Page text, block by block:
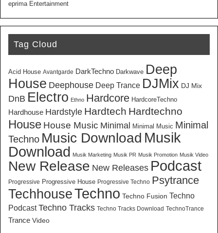
eprima Entertainment
Tag Cloud
Acid House Avantgarde DarkTechno Darkwave Deep
House Deephouse Deep Trance DJMix DJ Mix
DnB Electro Ethno Hardcore HardcoreTechno
Hardhouse Hardstyle Hardtech Hardtechno
House House Music Minimal Minimal Music Minimal
Techno Music Download Musik
Download Musik Marketing Musik PR Musik Promotion Musik Video
New Release New Releases Podcast
Progressive Progressive House Progressive Techno Psytrance
TechhouseTechno Techno Fusion Techno
Podcast Techno Tracks Techno Tracks Download TechnoTrance
Trance Video